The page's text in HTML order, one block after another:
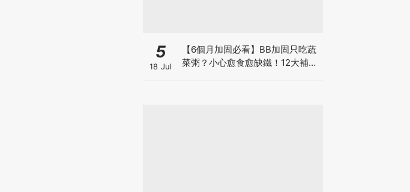
5
18 Jul
【6個月加固必看】BB加固只吃蔬
菜粥？小心愈食愈缺鐵！12大補鐵